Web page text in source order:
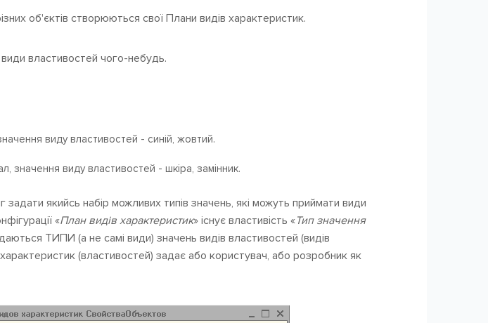
об'єктів створюються свої Плани видів характеристик.
властивостей чого-небудь.
виду властивостей - синій, жовтий.
значення виду властивостей - шкіра, замінник.
якийсь набір можливих типів значень, які можуть приймати види
«План видів характеристик» існує властивість «Тип значення
ТИПИ (а не самі види) значень видів властивостей (видів
(властивостей) задає або користувач, або розробник як